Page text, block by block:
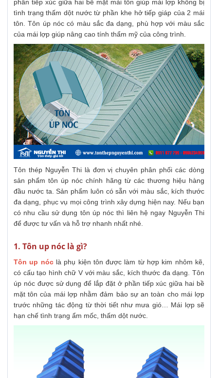
phần tiếp xúc giữa hai bề mặt mái tôn giúp mái lợp không bị
tình trạng thấm dột nước từ phần khe hở tiếp giáp của 2 mái
tôn. Tôn úp nóc có màu sắc đa dạng, phù hợp với màu sắc
của mái lợp giúp nâng cao tính thẩm mỹ của công trình.
Tôn thép Nguyễn Thi là đơn vị chuyên phân phối các dòng
sản phẩm tôn úp nóc chính hãng từ các thương hiệu hàng
đầu nước ta. Sản phẩm luôn có sẵn với màu sắc, kích thước
đa dạng, phục vụ mọi công trình xây dựng hiện nay. Nếu bạn
có nhu cầu sử dụng tôn úp nóc thì liên hệ ngay Nguyễn Thi
để được tư vấn và hỗ trợ nhanh nhất nhé.
1. Tôn up nóc là gì?
Tôn up nóclà phụ kiện tôn được làm từ hợp kim nhôm kẽ,
có cấu tạo hình chữ V với màu sắc, kích thước đa dạng. Tôn
úp nóc được sử dụng để lắp đặt ở phần tiếp xúc giữa hai bề
mặt tôn của mái lợp nhằm đảm bảo sự an toàn cho mái lợp
trước những tác động từ thời tiết như mưa gió… Mái lợp sẽ
hạn chế tình trạng ẩm mốc, thấm dột nước.